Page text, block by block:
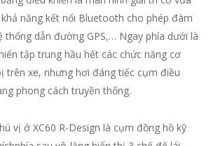
năng kết nối Bluetooth cho phép đàm
thống dẫn đường GPS,… Ngay phía dưới là
tập trung hầu hết các chức năng cơ
trên xe, nhưng hơi đáng tiếc cụm điều
phong cách truyền thống.
vị ở XC60 R-Design là cụm đồng hồ kỹ